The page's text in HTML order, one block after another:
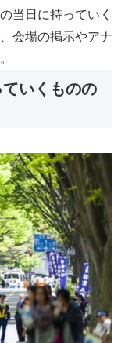
当日に持っていく
会場の掲示やアナ
いくものの